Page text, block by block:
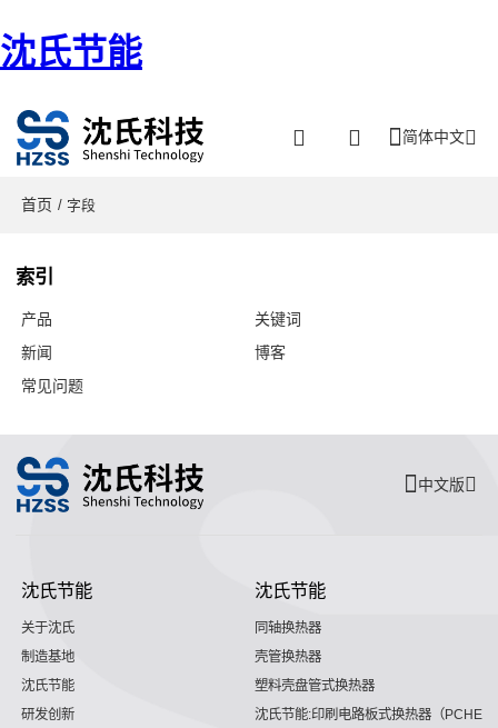
沈氏节能
简体中文
首页 / 字段
索引
产品
关键词
新闻
博客
常见问题
中文版
沈氏节能
关于沈氏
制造基地
沈氏节能
研发创新
沈氏节能
同轴换热器
壳管换热器
塑料壳盘管式换热器
沈氏节能:印刷电路板式换热器（PCHE）